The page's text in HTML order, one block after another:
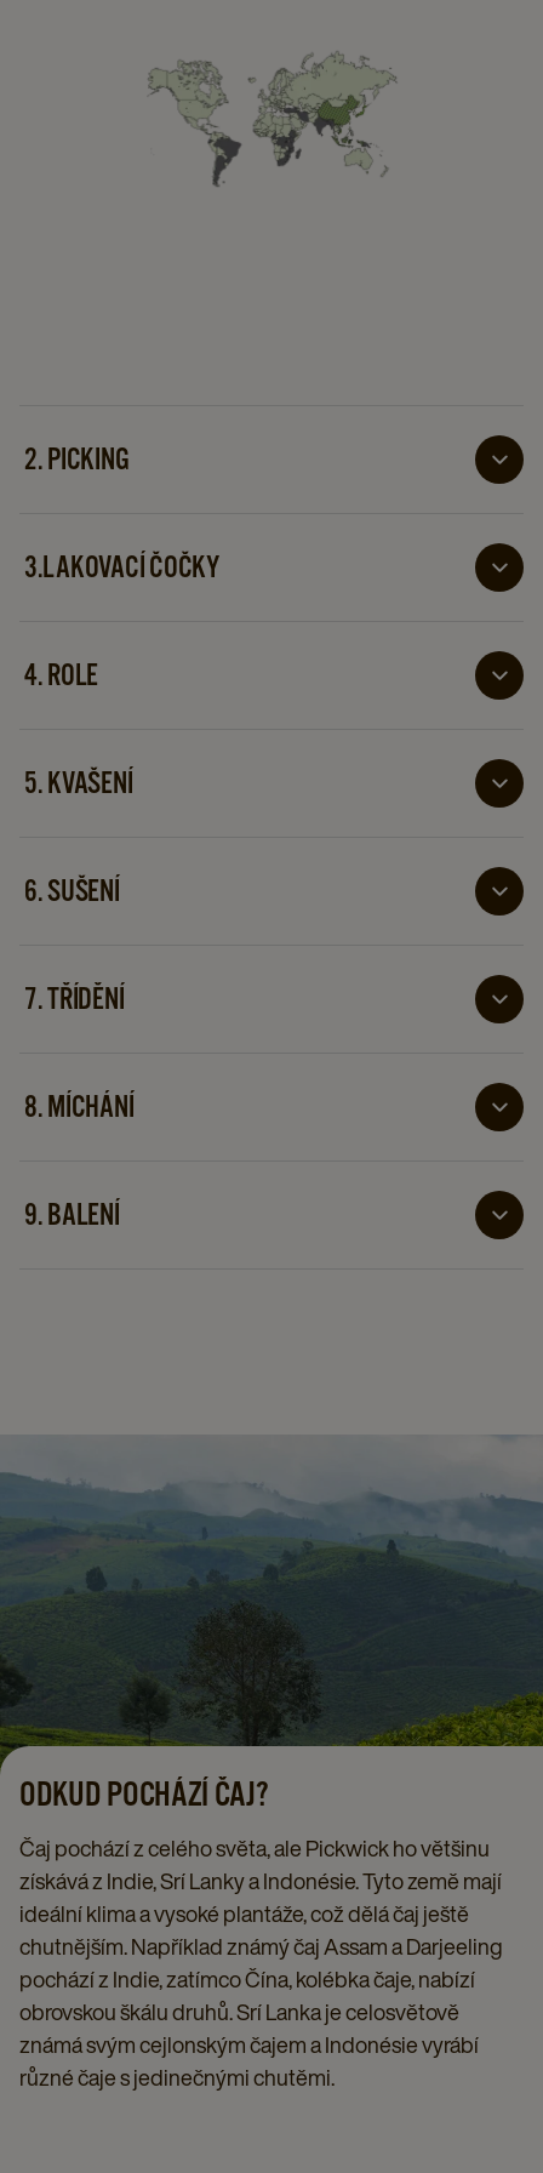
2. PICKING
Děláme to třemi různými způsoby: jemně, středně a
hrubě.
3.LAKOVACÍ ČOČKY
vzduch skrz listy. To dělá listy měkkými, pružnými a
méně vlhkými.
4. ROLE
povrchy asi půl hodiny. Čajové lístky se lámou a
uvolňují šťávu z listů
5. KVAŠENÍ
místnosti. Barva se mění na načervenalou hnědou a
rozvíjí se speciální vůně čaje.
6. SUŠENÍ
zastaví proces oxidace. Čaj je nyní tmavé.
7. TŘÍDĚNÍ
velkým sítem. Poté čajové lístky zpracováváme v
jedné z našich směsí.
8. MÍCHÁNÍ
Teprve pak je mícháme do směsi. Stačí 20 až 30 čajů v
jedné směsi!
9. BALENÍ
ODKUD POCHÁZÍ ČAJ?
Čaj pochází z celého světa, ale Pickwick ho většinu
získává z Indie, Srí Lanky a Indonésie. Tyto země mají
ideální klima a vysoké plantáže, což dělá čaj ještě
chutnějším. Například známý čaj Assam a Darjeeling
pochází z Indie, zatímco Čína, kolébka čaje, nabízí
obrovskou škálu druhů. Srí Lanka je celosvětově
známá svým cejlonským čajem a Indonésie vyrábí
různé čaje s jedinečnými chutěmi.